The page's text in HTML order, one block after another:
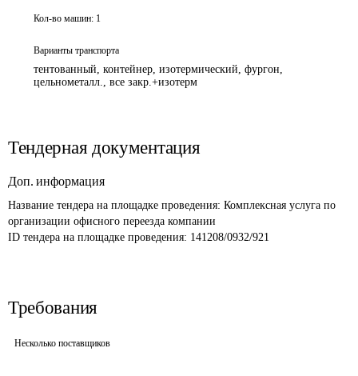
Кол-во машин: 1
Варианты транспорта
тентованный, контейнер, изотермический, фургон,
цельнометалл., все закр.+изотерм
Тендерная документация
Доп. информация
Название тендера на площадке проведения: Комплексная услуга по
организации офисного переезда компании
ID тендера на площадке проведения: 141208/0932/921
Требования
Несколько поставщиков